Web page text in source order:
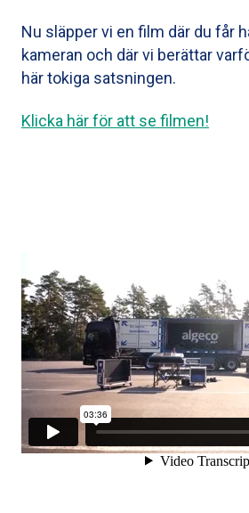
Nu släpper vi en film där du får
kameran och där vi berättar
här tokiga satsningen.
Klicka här för att se filmen!